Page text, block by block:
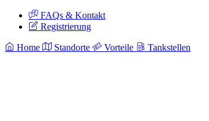
FAQs & Kontakt
Registrierung
Home Standorte Vorteile Tankstellen